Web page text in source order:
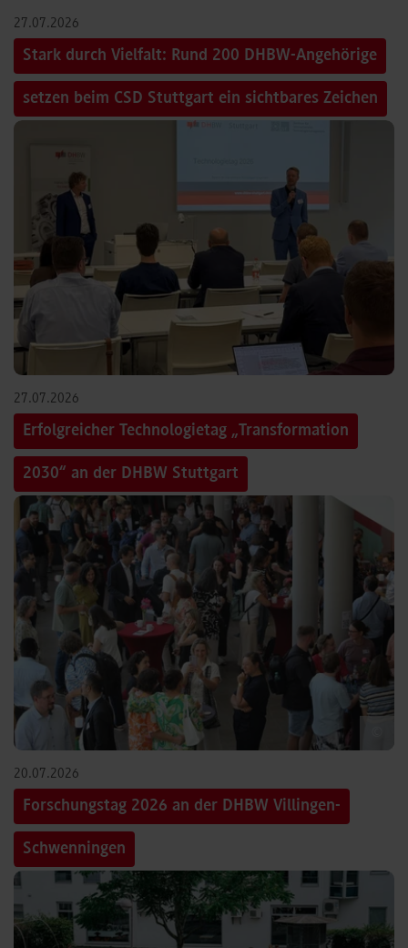
27.07.2026
Stark durch Vielfalt: Rund 200 DHBW-Angehörige
setzen beim CSD Stuttgart ein sichtbares Zeichen
27.07.2026
Erfolgreicher Technologietag „Transformation
2030“ an der DHBW Stuttgart
20.07.2026
Forschungstag 2026 an der DHBW Villingen-
Schwenningen